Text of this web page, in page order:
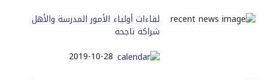
لقاءات أولياء الأمور المدرسة والأهل
شراكة ناجحة
2019-10-28